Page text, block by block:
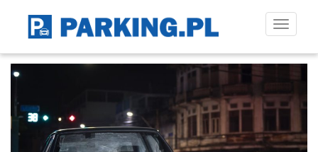
Toggle